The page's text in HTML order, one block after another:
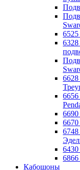
6748
6430
Кабошоны